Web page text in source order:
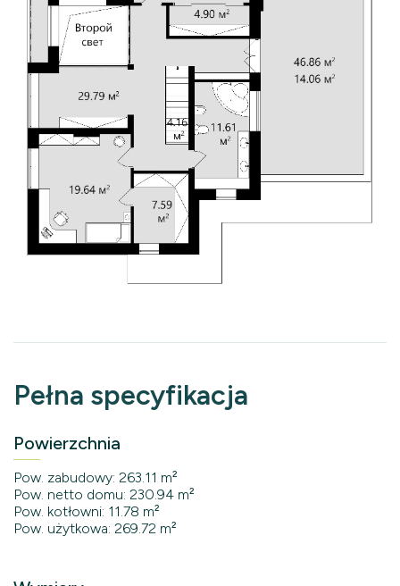
Pełna specyfikacja
Powierzchnia
Pow. zabudowy: 263.11 m²
Pow. netto domu: 230.94 m²
Pow. kotłowni: 11.78 m²
Pow. użytkowa: 269.72 m²